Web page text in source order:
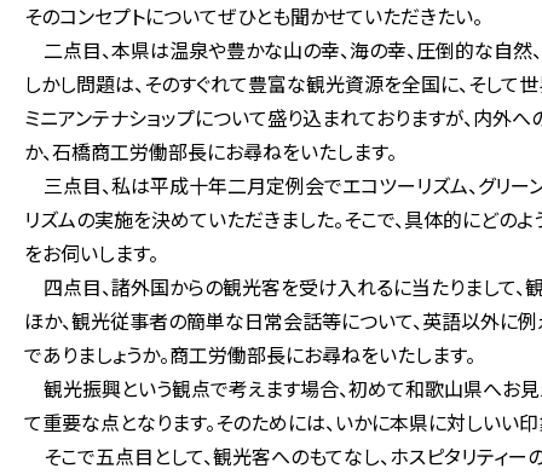
そのコンセプトについてぜひとも聞かせていただきたい。
二点目、本県は温泉や豊かな山の幸、海の幸、圧倒的な自
しかし問題は、そのすぐれて豊富な観光資源を全国に、そして
ミニアンテナショップについて盛り込まれておりますが、内外
か、石橋商工労働部長にお尋ねをいたします。
三点目、私は平成十年二月定例会でエコツーリズム、グリー
リズムの実施を決めていただきました。そこで、具体的にどの
をお伺いします。
四点目、諸外国からの観光客を受け入れるに当たりまして
ほか、観光従事者の簡単な日常会話等について、英語以外に
でありましょうか。商工労働部長にお尋ねをいたします。
観光振興という観点で考えます場合、初めて和歌山県へお
て重要な点となります。そのためには、いかに本県に対しいい
そこで五点目として、観光客へのもてなし、ホスピタリティ